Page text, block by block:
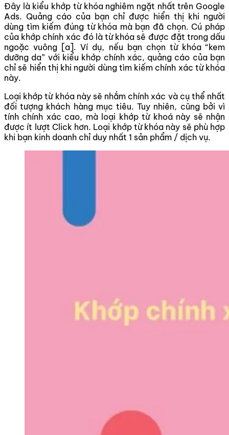
Đây là kiểu khớp từ khóa nghiêm ngặt nhất trên Google
Ads. Quảng cáo của bạn chỉ được hiển thị khi người
dùng tìm kiếm đúng từ khóa mà bạn đã chọn. Cú pháp
của khớp chính xác đó là từ khóa sẽ được đặt trong dấu
ngoặc vuông [a]. Ví dụ, nếu bạn chọn từ khóa “kem
dưỡng da” với kiểu khớp chính xác, quảng cáo của bạn
chỉ sẽ hiển thị khi người dùng tìm kiếm chính xác từ khóa
này.
Loại khớp từ khóa này sẽ nhắm chính xác và cụ thể nhất
đối tượng khách hàng mục tiêu. Tuy nhiên, cũng bởi vì
tính chính xác cao, mà loại khớp từ khoá này sẽ nhận
được ít lượt Click hơn. Loại khớp từ khóa này sẽ phù hợp
khi bạn kinh doanh chỉ duy nhất 1 sản phẩm / dịch vụ.